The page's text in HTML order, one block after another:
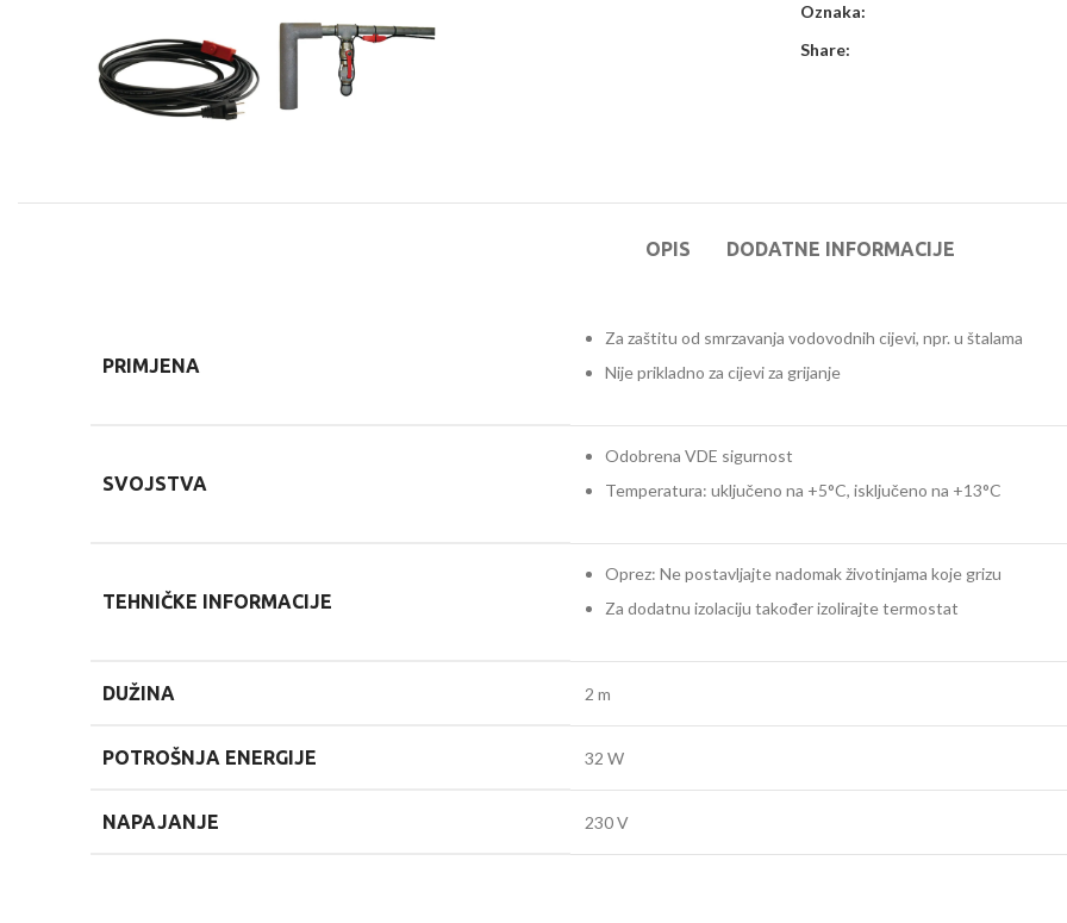
Oznaka:
Share:
OPIS DODATNE INFORMACIJE
PRIMJENA
Za zaštitu od smrzavanja vodovodnih cijevi, npr. u štalama
Nije prikladno za cijevi za grijanje
SVOJSTVA
Odobrena VDE sigurnost
Temperatura: uključeno na +5°C, isključeno na +13°C
TEHNIČKE INFORMACIJE
Oprez: Ne postavljajte nadomak životinjama koje grizu
Za dodatnu izolaciju također izolirajte termostat
DUŽINA 2 m
POTROŠNJA ENERGIJE 32 W
NAPAJANJE 230 V